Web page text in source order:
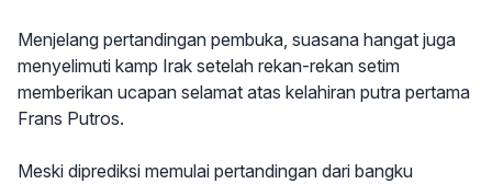
Menjelang pertandingan pembuka, suasana hangat juga
menyelimuti kamp Irak setelah rekan-rekan setim
memberikan ucapan selamat atas kelahiran putra pertama
Frans Putros.
Meski diprediksi memulai pertandingan dari bangku